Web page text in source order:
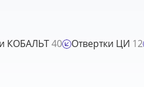
КОБАЛЬТ40 Отвертки ЦИ 12